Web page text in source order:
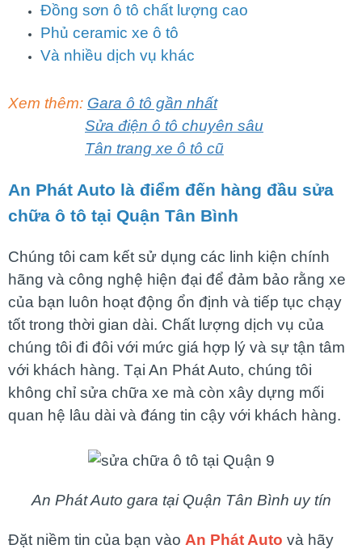
Đồng sơn ô tô chất lượng cao
Phủ ceramic xe ô tô
Và nhiều dịch vụ khác
Xem thêm: Gara ô tô gần nhất
Sửa điện ô tô chuyên sâu
Tân trang xe ô tô cũ
An Phát Auto là điểm đến hàng đầu sửa
chữa ô tô tại Quận Tân Bình
Chúng tôi cam kết sử dụng các linh kiện chính
hãng và công nghệ hiện đại để đảm bảo rằng xe
của bạn luôn hoạt động ổn định và tiếp tục chạy
tốt trong thời gian dài. Chất lượng dịch vụ của
chúng tôi đi đôi với mức giá hợp lý và sự tận tâm
với khách hàng. Tại An Phát Auto, chúng tôi
không chỉ sửa chữa xe mà còn xây dựng mối
quan hệ lâu dài và đáng tin cậy với khách hàng.
An Phát Auto gara tại Quận Tân Bình uy tín
Đặt niềm tin của bạn vào An Phát Auto và hãy